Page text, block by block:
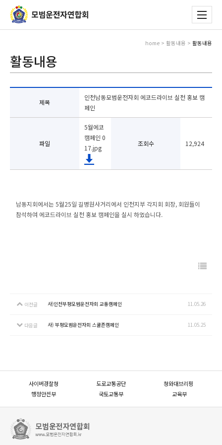
활동내용
home > 활동내용 > 활동내용
제목
인천남동모범운전자회 에코드라이브 실천 홍보 캠
페인
파일
5월에코
캠페인 0
17.jpg
조회수 12,924
남동지회에서는 5월25일 길병원사거리에서 인천지부 각지회 회장, 회원들이
참석하여 에코드라이브 실천 홍보 캠페인을 실시 하였습니다.
이전글 사)인천부평모범운전자회 교통캠페인 11.05.26
다음글 사) 부평모범운전자회 스쿨죤캠페인 11.05.25
사이버경찰청 도로교통공단
청와대브리핑
행정안전부
국토교통부 교육부